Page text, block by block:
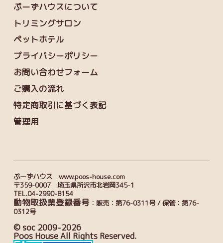
ぷーずハウスについて
トリミングサロン
ペットホテル
プライバシーポリシー
お問い合わせフォーム
ご購入の流れ
特定商取引に基づく表記
管理用
ぷーずハウス www.poos-house.com
〒359-0007 埼玉県所沢市北岩岡345-1
TEL.04-2990-8154
動物取扱業登録番号：販売：第76-0311号 / 保管：第76-
0312号
© soc 2009-2026
Poos House All Rights Reserved.